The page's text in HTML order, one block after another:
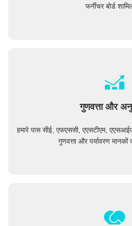
फर्नीचर बोर्ड
गुणवत्ता और
हमारे पास सीई, एफएससी, एएसटीएम,
गुणवत्ता और पर्यावरण